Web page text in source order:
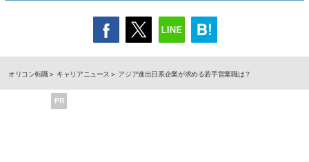
オリコン転職 キャリアニュース アジア進出日系企業が求める若手営業職は？
PR